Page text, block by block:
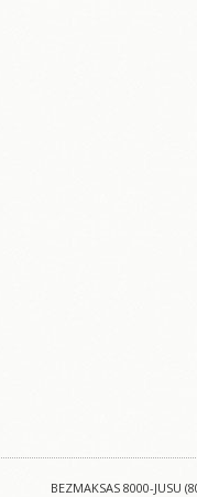
BEZMAKSAS 8000-JUSU